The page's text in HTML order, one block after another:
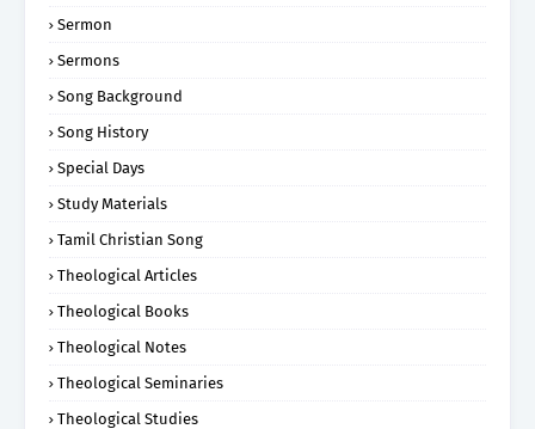
Sermon
Sermons
Song Background
Song History
Special Days
Study Materials
Tamil Christian Song
Theological Articles
Theological Books
Theological Notes
Theological Seminaries
Theological Studies